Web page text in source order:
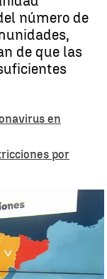
número de
de que las
en
por
para controlar
y cierres
de coronavirus?